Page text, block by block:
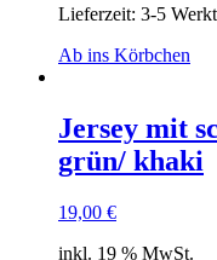
Lieferzeit: 3-5
Ab ins Körbchen
Jersey mit
grün/ khaki
19,00 €
inkl. 19 % MwSt.